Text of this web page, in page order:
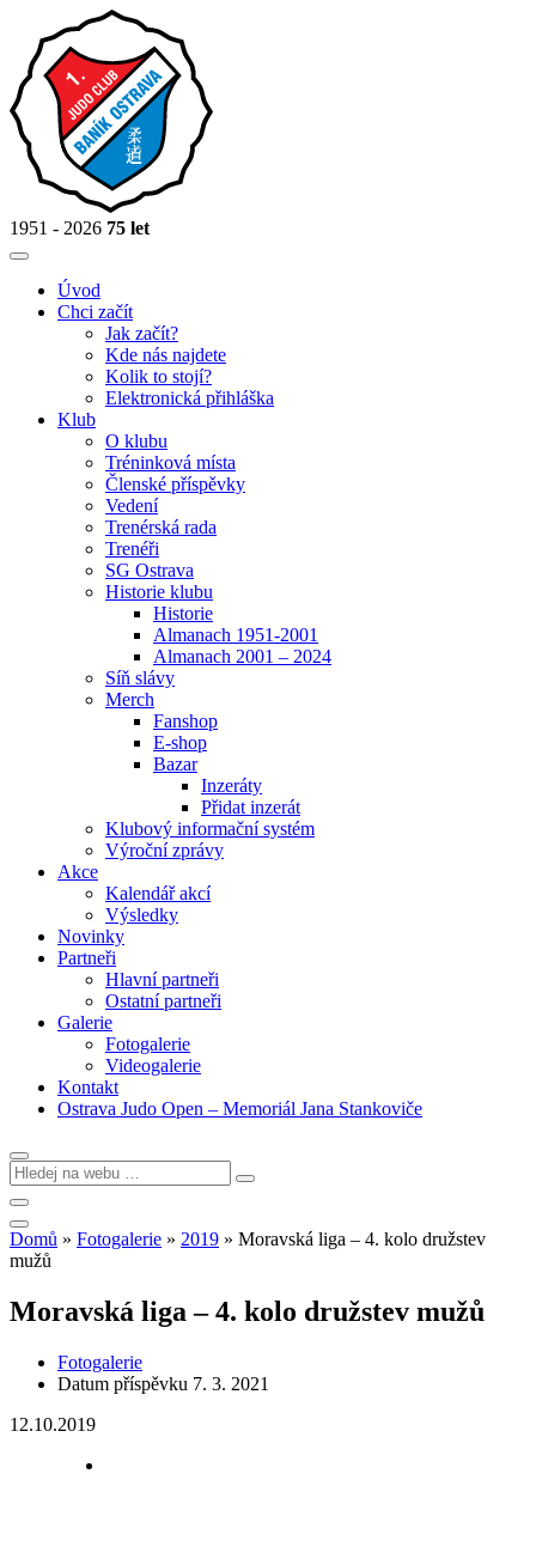
1951 - 2026 75 let
Úvod
Chci začít
Jak začít?
Kde nás najdete
Kolik to stojí?
Elektronická přihláška
Klub
O klubu
Tréninková místa
Členské příspěvky
Vedení
Trenérská rada
Trenéři
SG Ostrava
Historie klubu
Historie
Almanach 1951-2001
Almanach 2001 – 2024
Síň slávy
Merch
Fanshop
E-shop
Bazar
Inzeráty
Přidat inzerát
Klubový informační systém
Výroční zprávy
Akce
Kalendář akcí
Výsledky
Novinky
Partneři
Hlavní partneři
Ostatní partneři
Galerie
Fotogalerie
Videogalerie
Kontakt
Ostrava Judo Open – Memoriál Jana Stankoviče
Domů » Fotogalerie » 2019 » Moravská liga – 4. kolo družstev
mužů
Moravská liga – 4. kolo družstev mužů
Fotogalerie
Datum příspěvku 7. 3. 2021
12.10.2019